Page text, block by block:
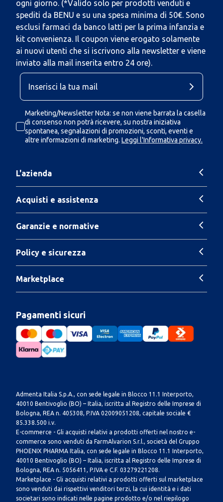
ogni giorno. (*Valido solo per prodotti venduti e
spediti da BENU e su una spesa minima di 50€. Sono
esclusi farmaci da banco latti per la prima infanzia e
kit convenienza. Il coupon viene erogato solamente
ai nuovi utenti che si iscrivono alla newsletter e viene
inviato alla mail inserita entro 24 ore).
Marketing/Newsletter Nota: se non viene barrata la casella
di consenso non potrà ricevere, su nostra iniziativa
spontanea, segnalazioni di promozioni, sconti, eventi e
altre informazioni di marketing. Leggi l'Informativa privacy.
L'azienda
Acquisti e assistenza
Garanzie e normative
Policy e sicurezza
Marketplace
Pagamenti sicuri
Admenta Italia S.p.A., con sede legale in Blocco 11.1 Interporto,
40010 Bentivoglio (BO) – Italia, iscritta al Registro delle Imprese di
Bologna, REA n. 405308, P.IVA 02009051208, capitale sociale €
85.338.500 i.v.
E-commerce - Gli acquisti relativi a prodotti offerti nel nostro e-
commerce sono venduti da FarmAlvarion S.r.l., società del Gruppo
PHOENIX PHARMA Italia, con sede legale in Blocco 11.1 Interporto,
40010 Bentivoglio (BO) – Italia, iscritta al Registro delle Imprese di
Bologna, REA n. 5056411, P.IVA e C.F. 03279221208.
Marketplace - Gli acquisti relativi a prodotti offerti sul marketplace
sono venduti dai rispettivi venditori terzi, la cui identità e i dati
societari sono indicati nelle pagine prodotto e/o nel riepilogo